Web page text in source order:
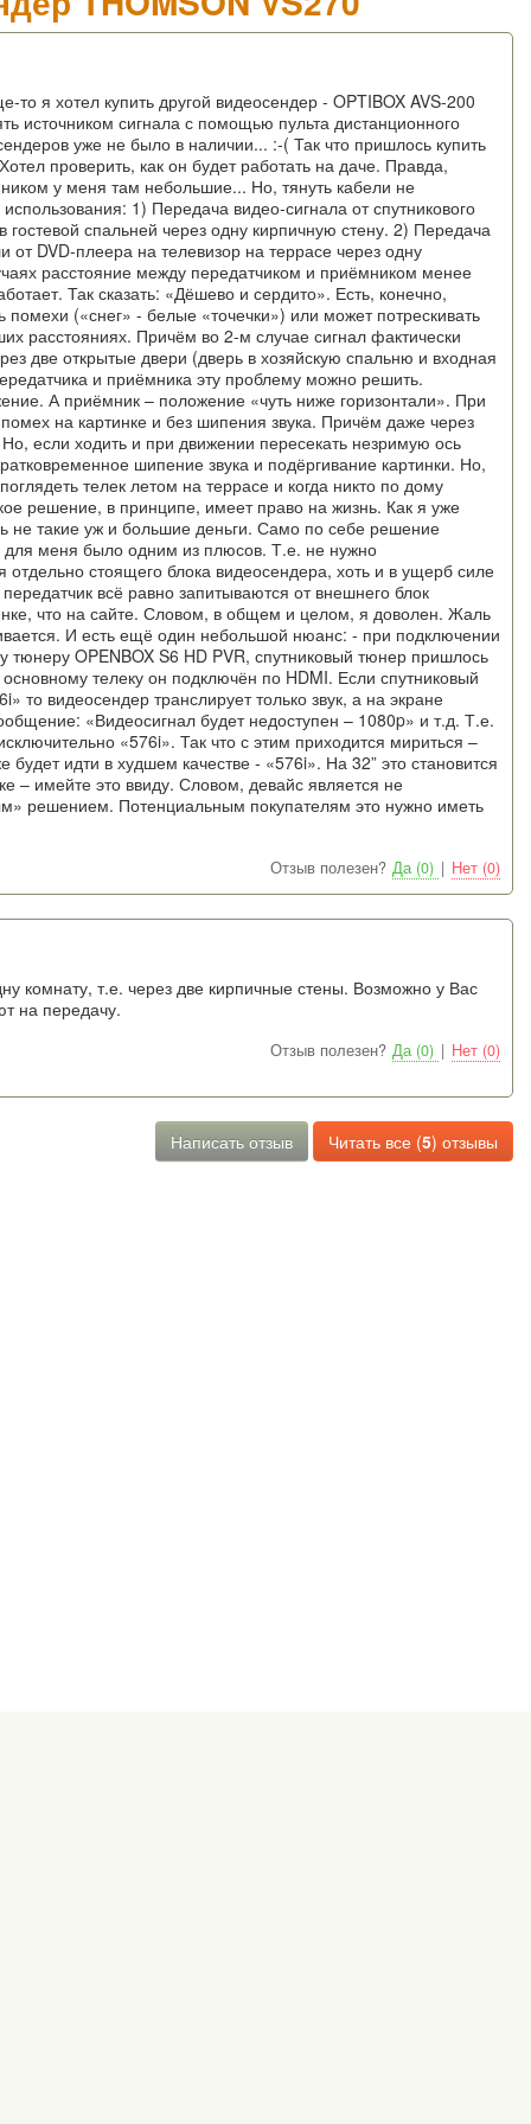
я хотел купить другой видеосендер - OPTIBOX AVS-200
источником сигнала с помощью пульта дистанционного
уже не было в наличии... :-( Так что пришлось купить
проверить, как он будет работать на даче. Правда,
у меня там небольшие... Но, тянуть кабели не
1) Передача видео-сигнала от спутникового
спальней через одну кирпичную стену. 2) Передача
от DVD-плеера на телевизор на террасе через одну
расстояние между передатчиком и приёмником менее
Так сказать: «Дёшево и сердито». Есть, конечно,
(«снег» - белые «точечки») или может потрескивать
расстояниях. Причём во 2-м случае сигнал фактически
две открытые двери (дверь в хозяйскую спальню и входная
и приёмника эту проблему можно решить.
А приёмник – положение «чуть ниже горизонтали». При
на картинке и без шипения звука. Причём даже через
если ходить и при движении пересекать незримую ось
шипение звука и подёргивание картинки. Но,
телек летом на террасе и когда никто по дому
решение, в принципе, имеет право на жизнь. Как я уже
не такие уж и большие деньги. Само по себе решение
для меня было одним из плюсов. Т.е. не нужно
стоящего блока видеосендера, хоть и в ущерб силе
всё равно запитываются от внешнего блок
что на сайте. Словом, в общем и целом, я доволен. Жаль
И есть ещё один небольшой нюанс: - при подключении
тюнеру OPENBOX S6 HD PVR, спутниковый тюнер пришлось
телеку он подключён по HDMI. Если спутниковый
то видеосендер транслирует только звук, а на экране
«Видеосигнал будет недоступен – 1080p» и т.д. Т.е.
«576i». Так что с этим приходится мириться –
будет идти в худшем качестве - «576i». На 32” это становится
– имейте это ввиду. Словом, девайс является не
решением. Потенциальным покупателям это нужно иметь
Отзыв полезен? Да (0) | Нет (0)
комнату, т.е. через две кирпичные стены. Возможно у Вас
на передачу.
Отзыв полезен? Да (0) | Нет (0)
Написать отзыв Читать все (5) отзывы